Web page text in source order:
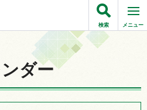
検索 メニュー
ダー